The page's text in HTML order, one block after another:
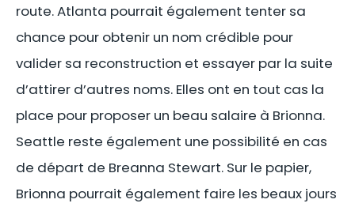
route. Atlanta pourrait également tenter sa
chance pour obtenir un nom crédible pour
valider sa reconstruction et essayer par la suite
d’attirer d’autres noms. Elles ont en tout cas la
place pour proposer un beau salaire à Brionna.
Seattle reste également une possibilité en cas
de départ de Breanna Stewart. Sur le papier,
Brionna pourrait également faire les beaux jours